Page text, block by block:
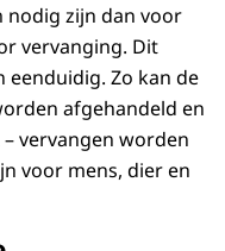
zijn dan voor
vervanging. Dit
eenduidig. Zo kan de
afgehandeld en
vervangen worden
voor mens, dier en